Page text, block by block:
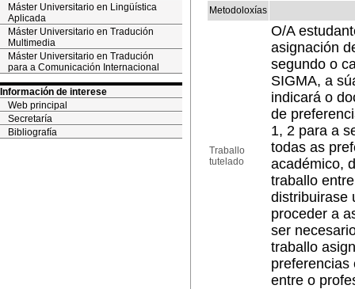
Máster Universitario en Lingüística
Aplicada
Máster Universitario en Tradución
Multimedia
Máster Universitario en Tradución
para a Comunicación Internacional
Información de interese
Web principal
Secretaría
Bibliografía
Metodoloxías
Traballo
tutelado
O/A
asignación
segundo o
SIGMA, a
indicará o
de
1, 2 para a
todas as
académico,
traballo
distribuirase
proceder a
ser
traballo
preferencias
entre o